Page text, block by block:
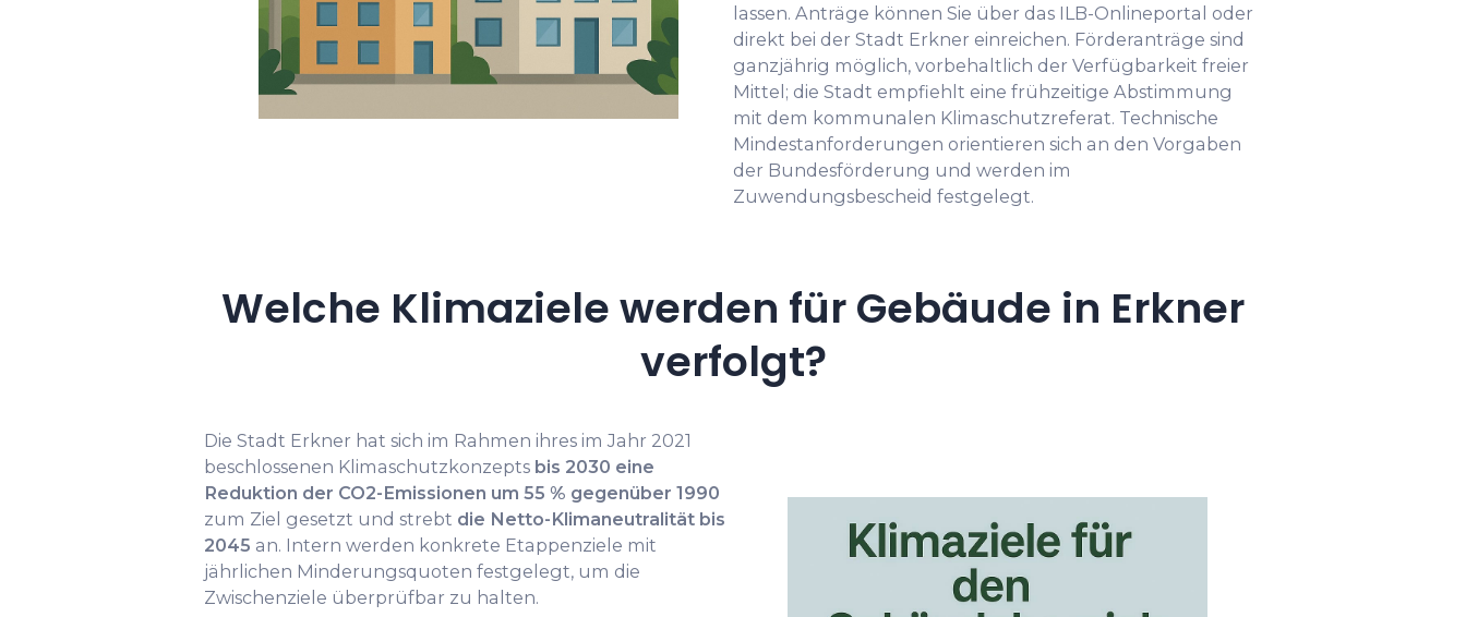
lassen. Anträge können Sie über das ILB-Onlineportal oder
direkt bei der Stadt Erkner einreichen. Förderanträge sind
ganzjährig möglich, vorbehaltlich der Verfügbarkeit freier
Mittel; die Stadt empfiehlt eine frühzeitige Abstimmung
mit dem kommunalen Klimaschutzreferat. Technische
Mindestanforderungen orientieren sich an den Vorgaben
der Bundesförderung und werden im
Zuwendungsbescheid festgelegt.
Welche Klimaziele werden für Gebäude in Erkner
verfolgt?
Die Stadt Erkner hat sich im Rahmen ihres im Jahr 2021
beschlossenen Klimaschutzkonzepts bis 2030 eine
Reduktion der CO2-Emissionen um 55 % gegenüber 1990
zum Ziel gesetzt und strebt die Netto-Klimaneutralität bis
2045 an. Intern werden konkrete Etappenziele mit
jährlichen Minderungsquoten festgelegt, um die
Zwischenziele überprüfbar zu halten.